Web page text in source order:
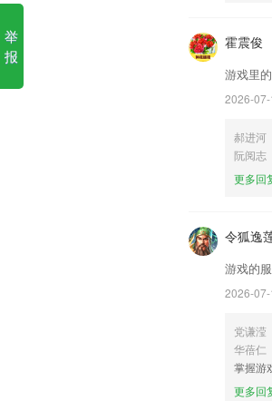
霍震俊
游戏里
2026-
郝进河
阮阅志
更多回
令狐逸
游戏的
2026-
党谦滢
华蓓仁
掌握游
更多回
举
报